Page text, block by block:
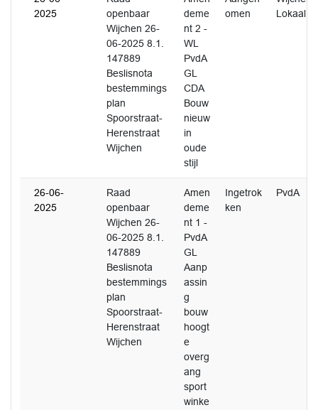
2025
openbaar
Wijchen 26-
06-2025 8.1.
147889
Beslisnota
bestemmings
plan
Spoorstraat-
Herenstraat
Wijchen
deme
nt 2 -
WL
PvdA
GL
CDA
Bouw
nieuw
in
oude
stijl
omen
Lokaal
26-06-
2025
Raad
openbaar
Wijchen 26-
06-2025 8.1.
147889
Beslisnota
bestemmings
plan
Spoorstraat-
Herenstraat
Wijchen
Amen
deme
nt 1 -
PvdA
GL
Aanp
assin
g
bouw
hoogt
e
overg
ang
sport
winke
Ingetrok
ken
PvdA